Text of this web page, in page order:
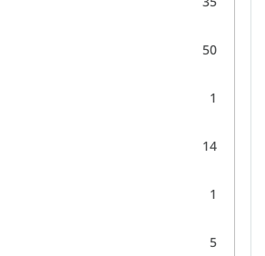
50
1
14
1
5